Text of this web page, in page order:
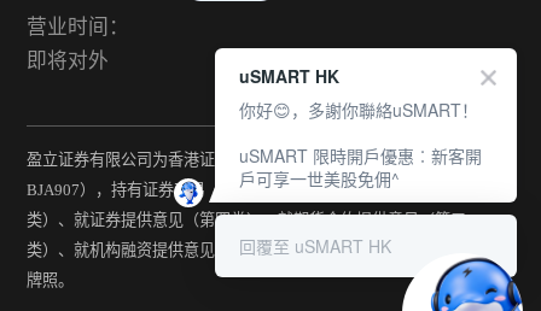
营业时间：
即将对外
盈立证券有限公司为香港证监会持牌法团（中央编号：
BJA907），持有证券交易（第一类）、期货合约交易（第二
类）、就证券提供意见（第四类）、就期货合约提供意见（第五
类）、就机构融资提供意见（第六类）及提供资产管理（第九类）
牌照。
uSMART HK
你好😊，多謝你聯絡uSMART！
uSMART 限時開戶優惠︰新客開
戶可享一世美股免佣^
回覆至 uSMART HK